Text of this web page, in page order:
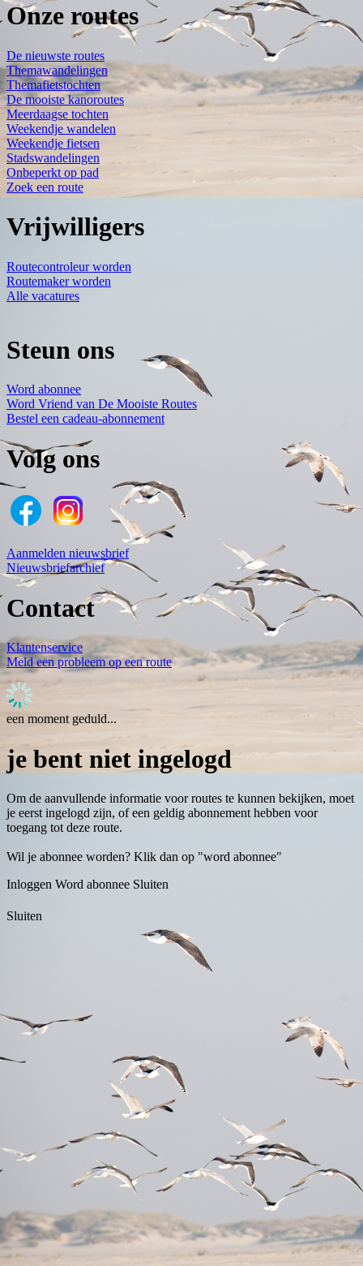
Onze routes
De nieuwste routes
Themawandelingen
Themafietstochten
De mooiste kanoroutes
Meerdaagse tochten
Weekendje wandelen
Weekendje fietsen
Stadswandelingen
Onbeperkt op pad
Zoek een route
Vrijwilligers
Routecontroleur worden
Routemaker worden
Alle vacatures
Steun ons
Word abonnee
Word Vriend van De Mooiste Routes
Bestel een cadeau-abonnement
Volg ons
Aanmelden nieuwsbrief
Nieuwsbriefarchief
Contact
Klantenservice
Meld een probleem op een route
een moment geduld...
je bent niet ingelogd
Om de aanvullende informatie voor routes te kunnen bekijken, moet
je eerst ingelogd zijn, of een geldig abonnement hebben voor
toegang tot deze route.
Wil je abonnee worden? Klik dan op "word abonnee"
Inloggen Word abonnee Sluiten
Sluiten